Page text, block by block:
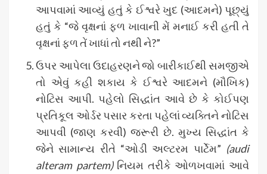
આપવામાં આવ્યું હતું કે ઈશ્વરે ખુદ (આદમને) પૂછ્યું
હતું કે “જે વૃક્ષનાં ફળ ખાવાની મેં મનાઈ કરી હતી તે
વૃક્ષનાં ફળ તેં ખાધાં તો નથી ને?”
ઉપર આપેલા ઉદાહરણને જો બારીકાઈથી સમજીએ
તો એવું કહી શકાય કે ઈશ્વરે આદમને (મૌખિક)
નોટિસ આપી. પહેલો સિદ્ધાંત આવે છે કે કોઈપણ
પ્રતિકૂલ ઓર્ડર પસાર કરતા પહેલાં વ્યક્તિને નોટિસ
આપવી (જાણ કરવી) જરૂરી છે. મુખ્ય સિદ્ધાંત કે
જેને સામાન્ય રીતે “ઓડી અલ્ટરમ પાર્ટેમ” (audi
alteram partem)નિયમ તરીકે ઓળખવામાં આવે